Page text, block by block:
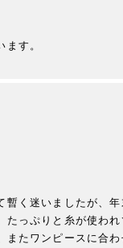
す。
く迷いましたが、
っぷりと糸が使われ
たワンピースに合わ